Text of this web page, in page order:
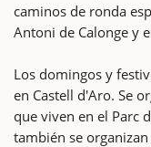
caminos de ronda
Antoni de Calonge y
Los domingos y
en Castell d'Aro. Se
que viven en el Parc
también se